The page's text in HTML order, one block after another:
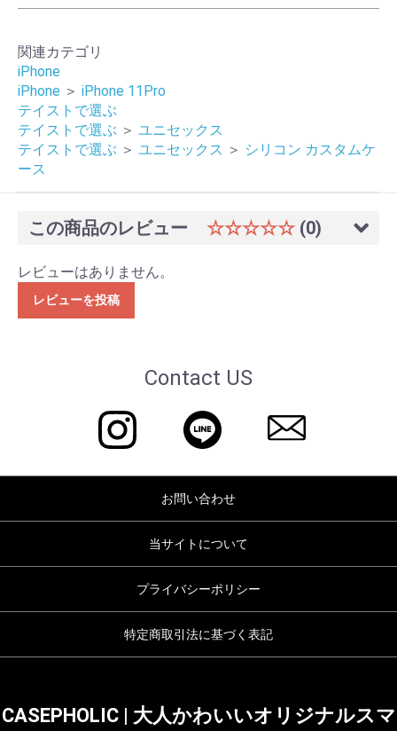
関連カテゴリ
iPhone
iPhone ＞ iPhone 11Pro
テイストで選ぶ
テイストで選ぶ ＞ ユニセックス
テイストで選ぶ ＞ ユニセックス ＞ シリコン カスタムケ
ース
この商品のレビュー ☆☆☆☆☆ (0)
レビューはありません。
レビューを投稿
Contact US
お問い合わせ
当サイトについて
プライバシーポリシー
特定商取引法に基づく表記
CASEPHOLIC | 大人かわいいオリジナルスマ